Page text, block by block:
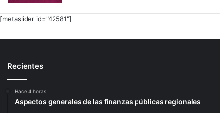
[metaslider id="42581"]
Recientes
Hace 4 horas
Aspectos generales de las finanzas públicas regionales